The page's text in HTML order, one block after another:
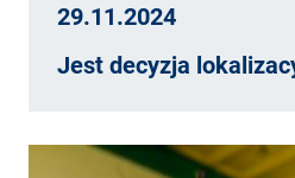
29.11.2024
Jest decyzja